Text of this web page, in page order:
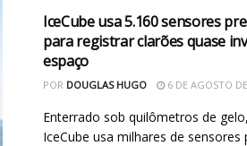
IceCube usa 5.160 sensores
para registrar clarões quase
espaço
POR DOUGLAS HUGO 6 DE AGOSTO
Enterrado sob quilômetros de
IceCube usa milhares de sensores